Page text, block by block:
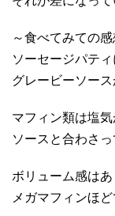
～食べてみての
ソーセージパティ
グレービーソース
マフィン類は塩
ソースと合わさ
ボリューム感は
メガマフィンほ